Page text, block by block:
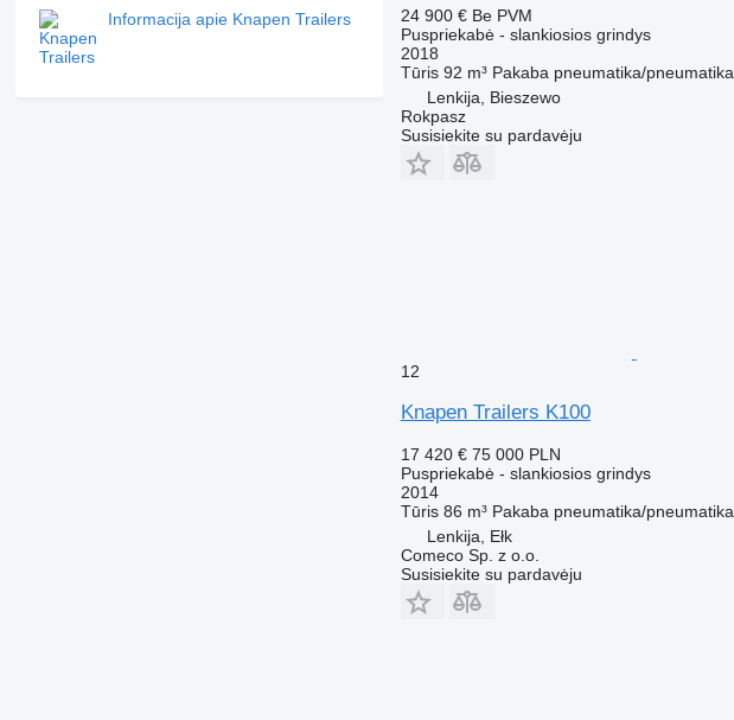
Informacija apie Knapen Trailers 24 900 € Be PVM
Puspriekabė - slankiosios grindys
2018
Tūris 92 m³ Pakaba pneumatika/pneumatika
Lenkija, Bieszewo
Rokpasz
Susisiekite su pardavėju
12
Knapen Trailers K100
17 420 € 75 000 PLN
Puspriekabė - slankiosios grindys
2014
Tūris 86 m³ Pakaba pneumatika/pneumatika
Lenkija, Ełk
Comeco Sp. z o.o.
Susisiekite su pardavėju